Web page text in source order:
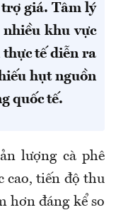
giá. Tâm lý
khu vực
tế diễn ra
hụt nguồn
quốc tế.
lượng cà phê
cao, tiến độ thu
hơn đáng kể so